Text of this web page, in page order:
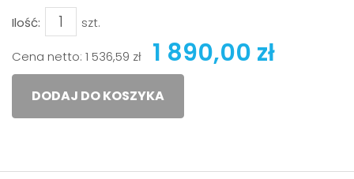
Ilość: szt.
Cena netto: 1 536,59 zł 1 890,00 zł
DODAJ DO KOSZYKA